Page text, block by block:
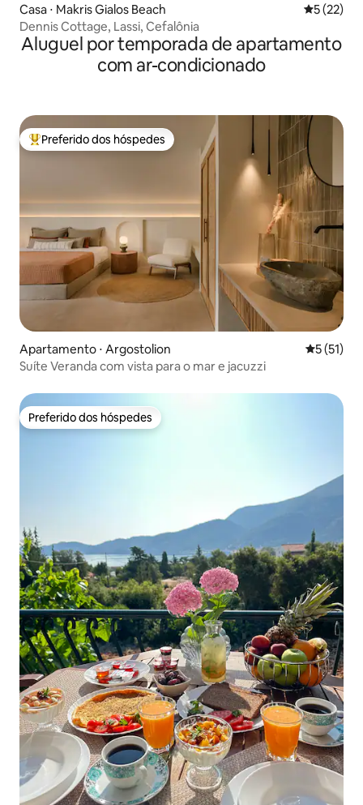
Casa ⋅ Makris Gialos Beach 5 de uma
5 (22)
Dennis Cottage, Lassi, Cefalônia
Aluguel por temporada de apartamento
com ar-condicionado
Entre os melhores preferidos dos hóspedes
Preferido dos hóspedes
Apartamento ⋅ Argostolion 5 de uma
5 (51)
Suíte Veranda com vista para o mar e jacuzzi
Preferido dos hóspedes
Preferido dos hóspedes